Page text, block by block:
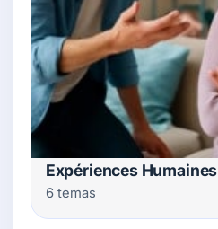
Expériences Humaines
6 temas